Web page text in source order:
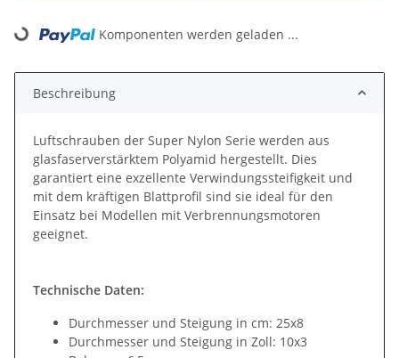
Loading... Komponenten werden geladen ...
Beschreibung
Luftschrauben der Super Nylon Serie werden aus
glasfaserverstärktem Polyamid hergestellt. Dies
garantiert eine exzellente Verwindungssteifigkeit und
mit dem kräftigen Blattprofil sind sie ideal für den
Einsatz bei Modellen mit Verbrennungsmotoren
geeignet.
Technische Daten:
Durchmesser und Steigung in cm: 25x8
Durchmesser und Steigung in Zoll: 10x3